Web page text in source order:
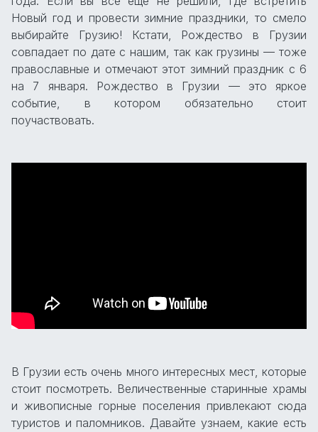
Новый год и провести зимние праздники, то смело
выбирайте Грузию! Кстати, Рождество в Грузии
совпадает по дате с нашим, так как грузины — тоже
православные и отмечают этот зимний праздник с 6
на 7 января. Рождество в Грузии — это яркое
событие, в котором обязательно стоит
поучаствовать.
В Грузии есть очень много интересных мест, которые
стоит посмотреть. Величественные старинные храмы
и живописные горные поселения привлекают сюда
туристов и паломников. Давайте узнаем, какие есть